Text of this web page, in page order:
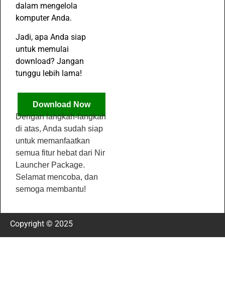
dalam mengelola
komputer Anda.
Jadi, apa Anda siap
untuk memulai
download? Jangan
tunggu lebih lama!
Download Now
Dengan langkah-langkah
di atas, Anda sudah siap
untuk memanfaatkan
semua fitur hebat dari Nir
Launcher Package.
Selamat mencoba, dan
semoga membantu!
Copyright © 2025